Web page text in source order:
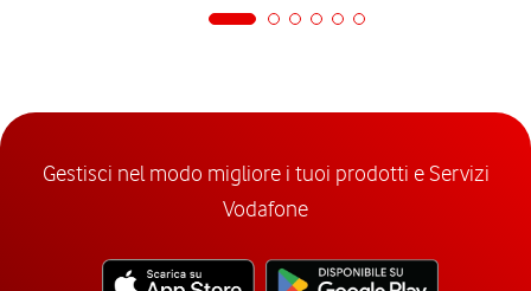
Gestisci nel modo migliore i tuoi prodotti e Servizi
Vodafone